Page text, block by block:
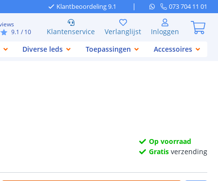
Klantbeoordeling 9.1 073 704 11 01
9.1 / 10 Klantenservice Verlanglijst
Inloggen
Diverse leds Toepassingen Accessoires
Op voorraad
Gratis verzending